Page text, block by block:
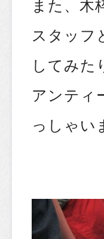
スタッフ
してみた
アンティ
っしゃい